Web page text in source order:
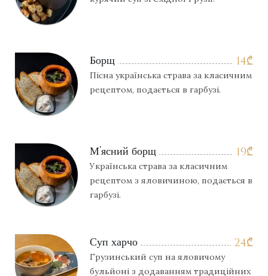
14₾
Борщ
Пісна українська страва за класичним
рецептом, подається в гарбузі.
19₾
М’ясний борщ
Українська страва за класичним
рецептом з яловичиною, подається в
гарбузі.
24₾
Суп харчо
Грузинський суп на яловичому
бульйоні з додаванням традиційних